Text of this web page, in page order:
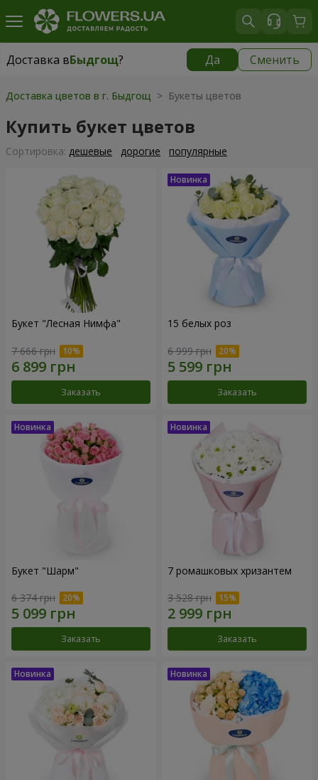
Доставка вБыдгощ? Да Сменить
Доставка вБыдгощ|
Доставка цветов в г. Быдгощ > Букеты цветов
Купить букет цветов
Cортировка: дешевые дорогие популярные
Букет "Лесная Нимфа"
7 666 грн
Заказать
15 белых роз
6 999 грн
Заказать
Букет "Шарм"
6 374 грн
Заказать
7 ромашковых хризантем
3 528 грн
Заказать